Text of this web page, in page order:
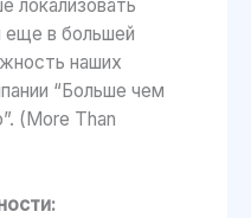
локализовать
еще в большей
наших
“Больше чем
(More Than